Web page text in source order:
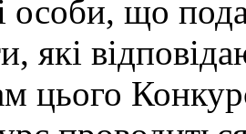
що
які
цього